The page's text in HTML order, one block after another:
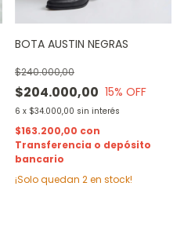
BOTA AUSTIN NEGRAS
$204.000,00
$240.000,00
15% OFF
6 x $34.000,00 sin interés
$163.200,00 con
Transferencia o depósito
bancario
¡Solo quedan 2en stock!